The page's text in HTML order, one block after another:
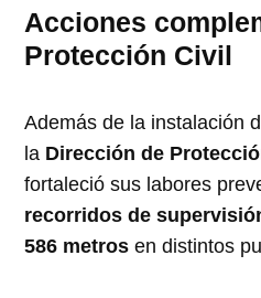
Acciones
Protección Civil
Además de la instalación
la Dirección de
fortaleció sus labores
recorridos de
586 metros en distintos